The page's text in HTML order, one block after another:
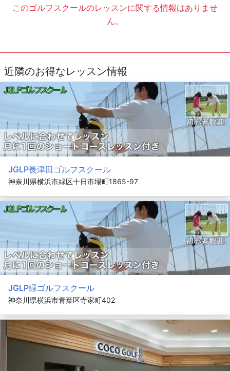
このゴルフスクールのレッスンに関する情報はありませ
ん。
近隣のお得なレッスン情報
JGLP長津田ゴルフスクール
神奈川県横浜市緑区十日市場町1865-97
JGLP緑ゴルフスクール
神奈川県横浜市青葉区寺家町402